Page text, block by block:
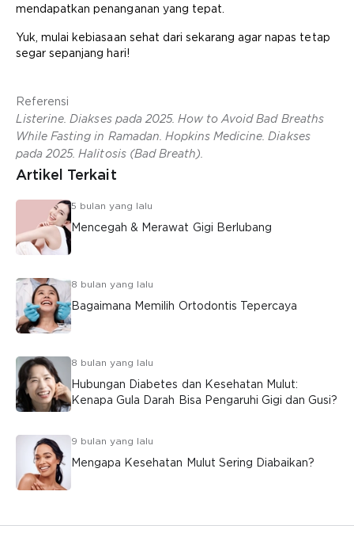
mendapatkan penanganan yang tepat.
Yuk, mulai kebiasaan sehat dari sekarang agar napas tetap
segar sepanjang hari!
Referensi
Listerine. Diakses pada 2025. How to Avoid Bad Breaths
While Fasting in Ramadan. Hopkins Medicine. Diakses
pada 2025. Halitosis (Bad Breath).
Artikel Terkait
5 bulan yang lalu
Mencegah & Merawat Gigi Berlubang
8 bulan yang lalu
Bagaimana Memilih Ortodontis Tepercaya
8 bulan yang lalu
Hubungan Diabetes dan Kesehatan Mulut:
Kenapa Gula Darah Bisa Pengaruhi Gigi dan Gusi?
9 bulan yang lalu
Mengapa Kesehatan Mulut Sering Diabaikan?